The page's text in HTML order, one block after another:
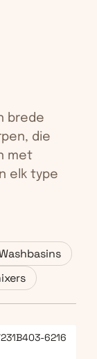
brede
die
met
elk type
6216